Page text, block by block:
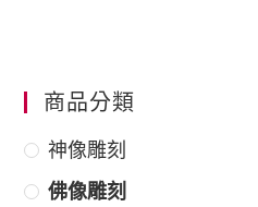
商品分類
神像雕刻
佛像雕刻